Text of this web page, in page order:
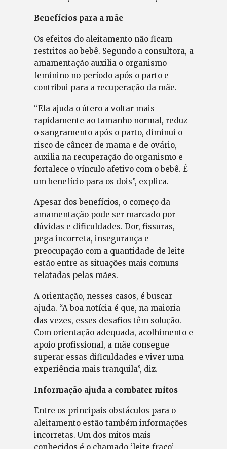
Benefícios para a mãe
Os efeitos do aleitamento não ficam
restritos ao bebê. Segundo a consultora, a
amamentação auxilia o organismo
feminino no período após o parto e
contribui para a recuperação da mãe.
“Ela ajuda o útero a voltar mais
rapidamente ao tamanho normal, reduz
o sangramento após o parto, diminui o
risco de câncer de mama e de ovário,
auxilia na recuperação do organismo e
fortalece o vínculo afetivo com o bebê. É
um benefício para os dois”, explica.
Apesar dos benefícios, o começo da
amamentação pode ser marcado por
dúvidas e dificuldades. Dor, fissuras,
pega incorreta, insegurança e
preocupação com a quantidade de leite
estão entre as situações mais comuns
relatadas pelas mães.
A orientação, nesses casos, é buscar
ajuda. “A boa notícia é que, na maioria
das vezes, esses desafios têm solução.
Com orientação adequada, acolhimento e
apoio profissional, a mãe consegue
superar essas dificuldades e viver uma
experiência mais tranquila”, diz.
Informação ajuda a combater mitos
Entre os principais obstáculos para o
aleitamento estão também informações
incorretas. Um dos mitos mais